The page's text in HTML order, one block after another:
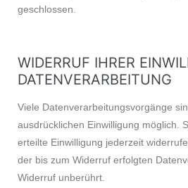
geschlossen.
WIDERRUF IHRER
DATENVERARBEITUNG
Viele Datenverarbeitungsvorgänge
ausdrücklichen Einwilligung möglich.
erteilte Einwilligung jederzeit
der bis zum Widerruf erfolgten
Widerruf unberührt.